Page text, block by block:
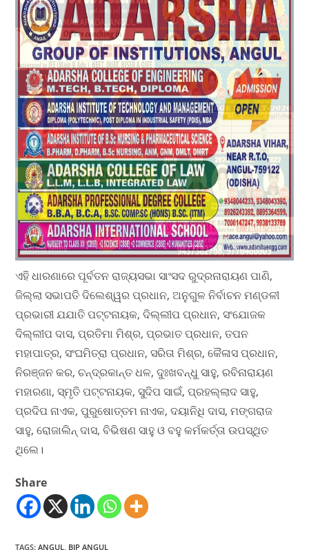
ଏହି ଧାରଣାରେ ପୂର୍ବତନ ରାଜ୍ୟସଭା ସାଂସଦ ରୁଦ୍ରନାରାୟଣ ପାଣି,
ଜିଲ୍ଲା ସଭାପତି ଦିଲେଶ୍ୱର ପ୍ରଧାନ, ଅନୁଗୁଳ ନିର୍ବାଚନ ମଣ୍ଡଳୀ
ପ୍ରଭାରୀ ଯଯାତି ପଟ୍ଟନାୟକ, ଦିଲ୍ଲୀପ ପ୍ରଧାନ, ସଂଯୋଜକ
ଦିଲ୍ଲୀପ ଦାସ, ପ୍ରତିମା ମିଶ୍ର, ପ୍ରଭାତ ପ୍ରଧାନ, ତପନ
ମହାପାତ୍ର, ସଂଘମିତ୍ରା ପ୍ରଧାନ, ସରିତା ମିଶ୍ର, କୈଳାସ ପ୍ରଧାନ,
ନିରଞ୍ଜନ କର, ଚନ୍ଦ୍ରକାନ୍ତ ଧଳ, ଦୁଃଖବନ୍ଧୁ ସାହୁ, ରବିନାରାୟଣ
ମହାରଣା, ସ୍ମୃତି ପଟ୍ଟନାୟକ, ସୁଦିପ ସାଇଁ, ପ୍ରହଲ୍ଲାଦ ସାହୁ,
ପ୍ରଦିପ ନାଏକ, ପୁରୁଷୋତ୍ତମ ନାଏକ, ଦୟାନିଧି ଦାସ, ମଙ୍ଗରାଜ
ସାହୁ, ରୋଜାଲିନ୍ ଦାସ, ବିଭିଷଣ ସାହୁ ଓ ବହୁ କର୍ମକର୍ତ୍ତା ଉପସ୍ଥିତ
ଥିଲେ।
Share
TAGS:ANGUL BJP ANGUL